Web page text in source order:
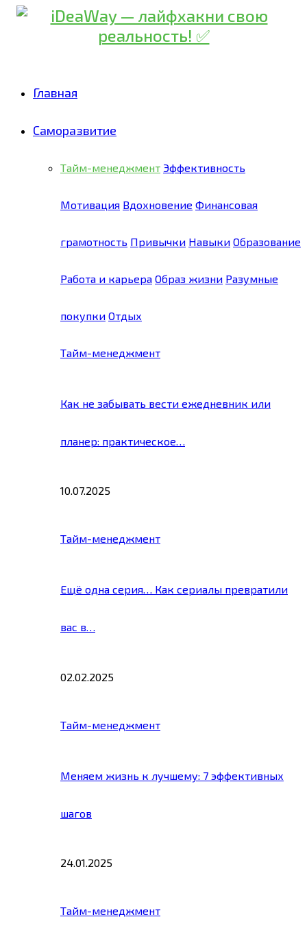
Главная
Саморазвитие
Тайм-менеджмент Эффективность
Мотивация Вдохновение Финансовая
грамотность Привычки Навыки Образование
Работа и карьера Образ жизни Разумные
покупки Отдых
Тайм-менеджмент
Как не забывать вести ежедневник или
планер: практическое…
10.07.2025
Тайм-менеджмент
Ещё одна серия… Как сериалы превратили
вас в…
02.02.2025
Тайм-менеджмент
Меняем жизнь к лучшему: 7 эффективных
шагов
24.01.2025
Тайм-менеджмент